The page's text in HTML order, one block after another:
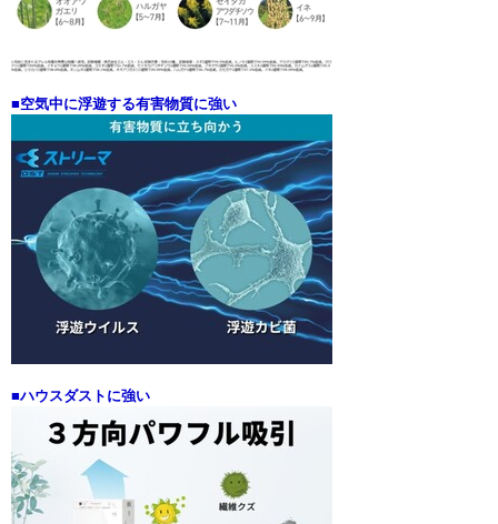
■空気中に浮遊する有害物質に強い
■ハウスダストに強い